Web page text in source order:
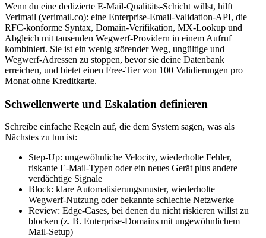
Wenn du eine dedizierte E‑Mail‑Qualitäts‑Schicht willst, hilft
Verimail (verimail.co): eine Enterprise‑Email‑Validation‑API, die
RFC‑konforme Syntax, Domain‑Verifikation, MX‑Lookup und
Abgleich mit tausenden Wegwerf‑Providern in einem Aufruf
kombiniert. Sie ist ein wenig störender Weg, ungültige und
Wegwerf‑Adressen zu stoppen, bevor sie deine Datenbank
erreichen, und bietet einen Free‑Tier von 100 Validierungen pro
Monat ohne Kreditkarte.
Schwellenwerte und Eskalation definieren
Schreibe einfache Regeln auf, die dem System sagen, was als
Nächstes zu tun ist:
Step‑Up: ungewöhnliche Velocity, wiederholte Fehler,
riskante E‑Mail‑Typen oder ein neues Gerät plus andere
verdächtige Signale
Block: klare Automatisierungsmuster, wiederholte
Wegwerf‑Nutzung oder bekannte schlechte Netzwerke
Review: Edge‑Cases, bei denen du nicht riskieren willst zu
blocken (z. B. Enterprise‑Domains mit ungewöhnlichem
Mail‑Setup)